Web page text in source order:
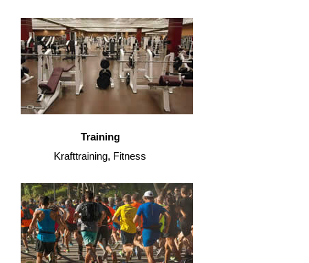
Training
Krafttraining, Fitness